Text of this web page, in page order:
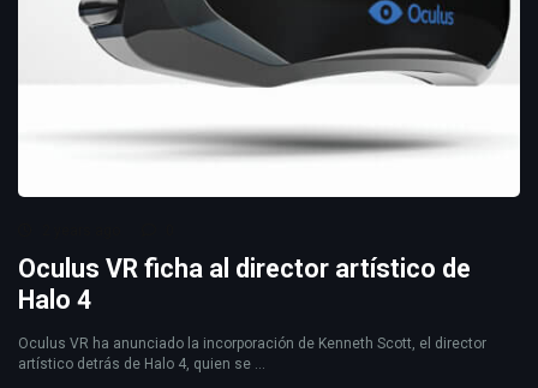
Oculus VR ficha al director artístico de
Halo 4
Oculus VR ha anunciado la incorporación de Kenneth Scott, el director
artístico detrás de Halo 4, quien se ...